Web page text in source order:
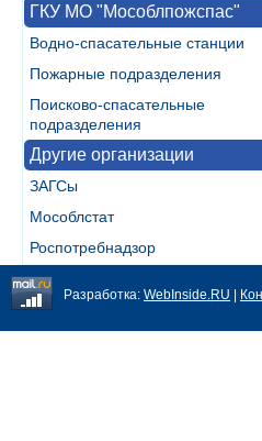
ГКУ МО "Мособлпожспас"
Водно-спасательные станции
Пожарные подразделения
Поисково-спасательные
подразделения
Другие организации
ЗАГСы
Мособлстат
Роспотребнадзор
Разработка: WebInside.RU